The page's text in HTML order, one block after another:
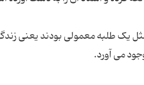
مثل یک طلبه معمولی بودند یعنی